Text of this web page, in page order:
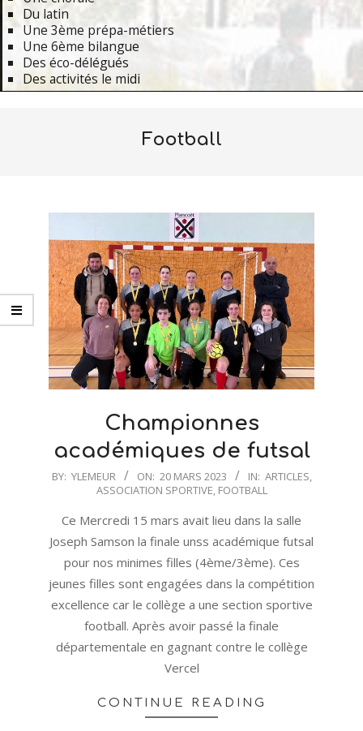
Du latin
Une 3ème prépa-métiers
Une 6ème bilangue
Des éco-délégués
Des activités le midi
Football
Championnes
académiques de futsal
2023-
20
BY: YLEMEUR ON: 20 MARS 2023 IN: ARTICLES,
ASSOCIATION SPORTIVE, FOOTBALL
Ce Mercredi 15 mars avait lieu dans la salle
Joseph Samson la finale unss académique futsal
pour nos minimes filles (4ème/3ème). Ces
jeunes filles sont engagées dans la compétition
excellence car le collège a une section sportive
football. Après avoir passé la finale
départementale en gagnant contre le collège
Vercel
CONTINUE READING